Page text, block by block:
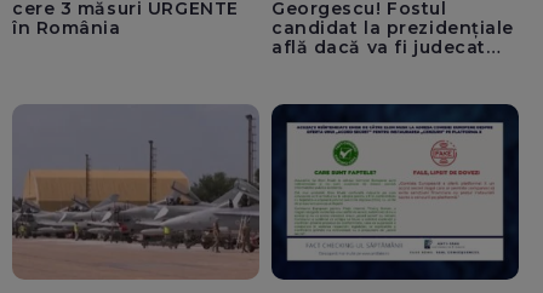
cere 3 măsuri URGENTE
în România
Georgescu! Fostul
candidat la prezidențiale
află dacă va fi judecat